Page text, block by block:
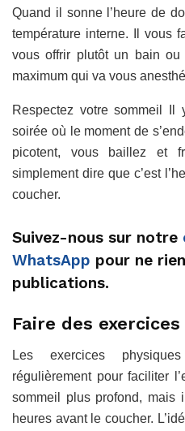
Quand il sonne l’heure de
température interne. Il vous
vous offrir plutôt un bain
maximum qui va vous
Respectez votre sommeil
soirée où le moment de
picotent, vous baillez et
simplement dire que c’est
coucher.
Suivez-nous sur notre
WhatsApp pour ne
publications.
Faire des
Les exercices
régulièrement pour faciliter
sommeil plus profond, mais
heures avant le coucher.